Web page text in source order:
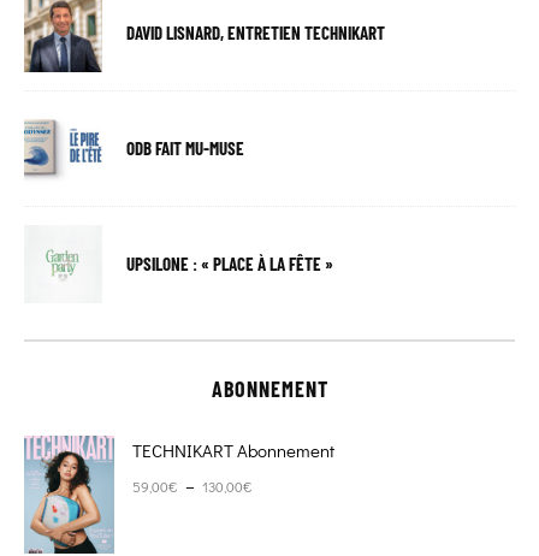
DAVID LISNARD, ENTRETIEN TECHNIKART
ODB FAIT MU-MUSE
UPSILONE : « PLACE À LA FÊTE »
ABONNEMENT
TECHNIKART Abonnement
59,00€ – 130,00€